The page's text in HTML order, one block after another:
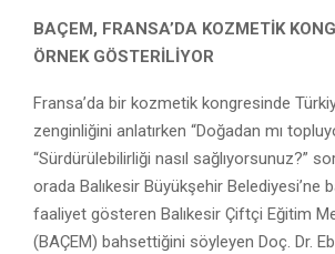
BAÇEM, FRANSA’DA KOZMETİK
ÖRNEK GÖSTERİLİYOR
Fransa’da bir kozmetik kongresinde
zenginliğini anlatırken “Doğadan mı
“Sürdürülebilirliği nasıl sağlıyorsunuz?”
orada Balıkesir Büyükşehir Belediyesi’ne
faaliyet gösteren Balıkesir Çiftçi Eğitim
(BAÇEM) bahsettiğini söyleyen Doç. Dr.